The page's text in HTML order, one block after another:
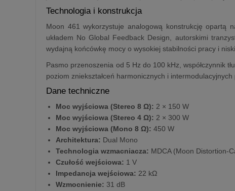
Technologia i konstrukcja
Moon 461 wykorzystuje analogową konstrukcję opartą
układem No Global Feedback Design, autorskimi
wydajną końcówkę mocy o wysokiej stabilności pracy i
Pasmo przenoszenia od 5 Hz do 100 kHz, współczynnik
poziom zniekształceń harmonicznych i
Dane techniczne
Moc wyjściowa (Stereo 8 Ω): 2 × 150 W
Moc wyjściowa (Stereo 4 Ω): 2 × 300 W
Moc wyjściowa (Mono 8 Ω): 450 W
Architektura: Dual Mono
Technologia wzmacniacza: MDCA (Moon Distortion-
Czułość wejściowa: 1 V
Impedancja wejściowa: 22 kΩ
Wzmocnienie: 31 dB